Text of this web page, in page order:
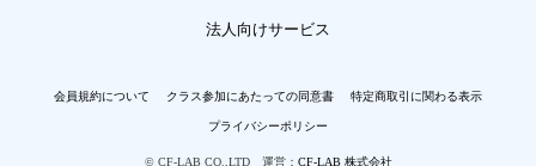
法人向けサービス
会員規約について クラス参加にあたっての同意書 特定商取引に関わる表示
プライバシーポリシー
© CF-LAB CO.,LTD 運営： CF-LAB 株式会社